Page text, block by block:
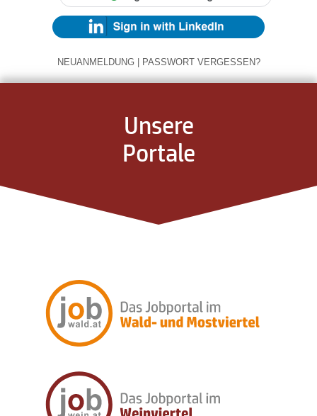
NEUANMELDUNG | PASSWORT VERGESSEN?
Unsere
Portale